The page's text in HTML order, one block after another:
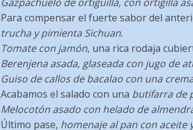
Para compensar el fuerte sabor del
trucha y pimienta Sichuan.
Tomate con jamón, una rica rodaja
Berenjena asada, glaseada con jugo de
Guiso de callos de bacalao con una
Acabamos el salado con una butifarra de
Melocotón asado con helado de
Último pase, homenaje al pan con aceite